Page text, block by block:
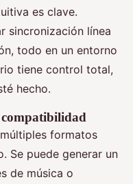
es clave.
sincronización línea
todo en un entorno
tiene control total,
hecho.
formatos
Se puede generar un
de música o